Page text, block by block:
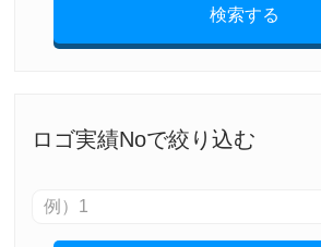
検索する
ロゴ実績Noで絞り込む